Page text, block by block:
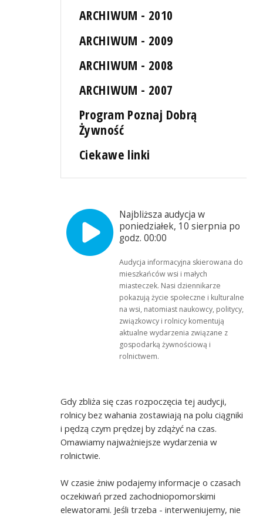
ARCHIWUM - 2010
ARCHIWUM - 2009
ARCHIWUM - 2008
ARCHIWUM - 2007
Program Poznaj Dobrą
Żywność
Ciekawe linki
Najbliższa audycja w
poniedziałek, 10 sierpnia po
godz. 00:00
Audycja informacyjna skierowana do
mieszkańców wsi i małych
miasteczek. Nasi dziennikarze
pokazują życie społeczne i kulturalne
na wsi, natomiast naukowcy, politycy,
związkowcy i rolnicy komentują
aktualne wydarzenia związane z
gospodarką żywnościową i
rolnictwem.
Gdy zbliża się czas rozpoczęcia tej audycji,
rolnicy bez wahania zostawiają na polu ciągniki
i pędzą czym prędzej by zdążyć na czas.
Omawiamy najważniejsze wydarzenia w
rolnictwie.
W czasie żniw podajemy informacje o czasach
oczekiwań przed zachodniopomorskimi
elewatorami. Jeśli trzeba - interweniujemy, nie